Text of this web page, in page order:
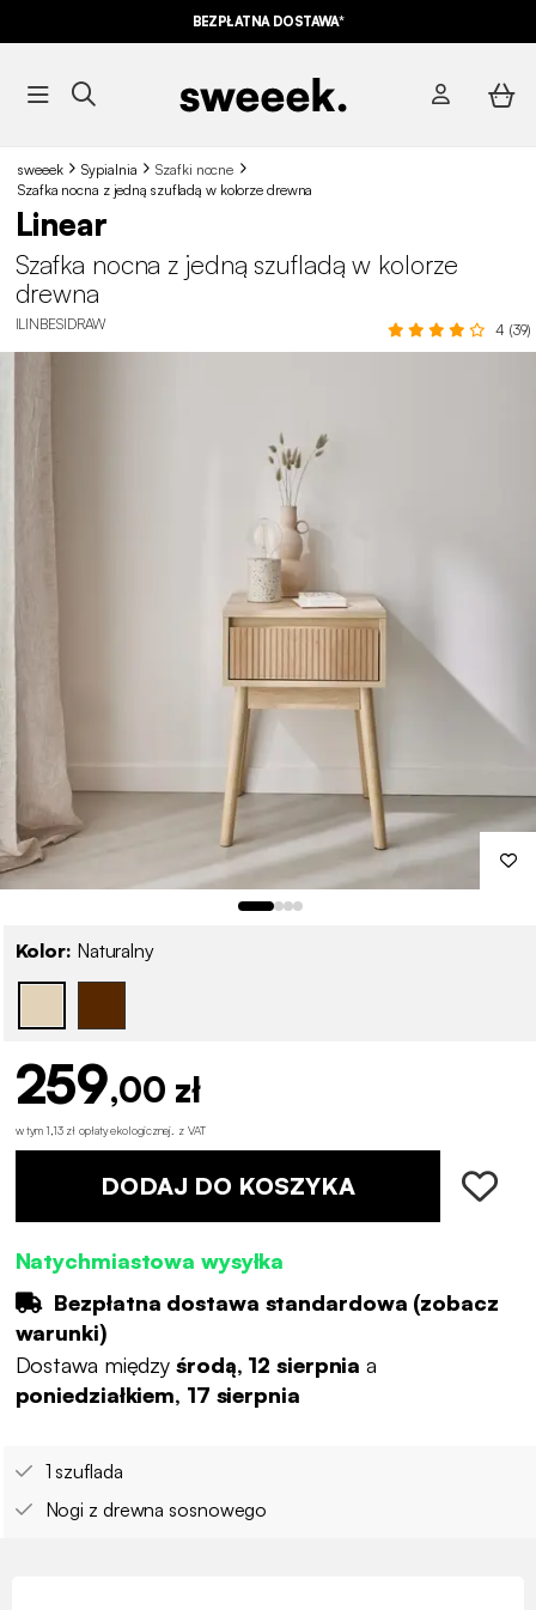
BEZPŁATNA DOSTAWA*
sweeek Sypialnia
Szafki nocne
Szafka nocna z jedną szufladą w kolorze drewna
Linear
Szafka nocna z jedną szufladą w kolorze
drewna
ILINBESIDRAW 4 (39)
Kolor: Naturalny
259,00 zł
w tym 1,13 zł opłaty ekologicznej z VAT
DODAJ DO KOSZYKA
Natychmiastowa wysyłka
Bezpłatna dostawa standardowa (zobacz
warunki)
Dostawa między środą, 12 sierpnia a
poniedziałkiem, 17 sierpnia
1 szuflada
Nogi z drewna sosnowego